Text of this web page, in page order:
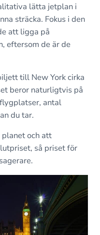
lätta jetplan i
sträcka. Fokus i den
att ligga på
eftersom de är de
till New York cirka
beror naturligtvis på
antal
du tar.
planet och att
så priset för